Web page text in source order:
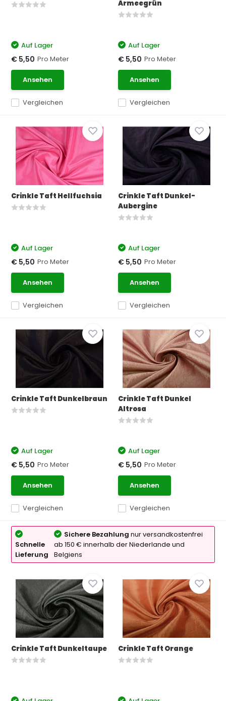
Vergleichen
Auf Lager
€ 5,50 Pro Meter
Ansehen
Armeegrün
Vergleichen
Auf Lager
€ 5,50 Pro Meter
Ansehen
Crinkle Taft Hellfuchsia
Vergleichen
Auf Lager
€ 5,50 Pro Meter
Ansehen
Crinkle Taft Dunkel-
Aubergine
Vergleichen
Auf Lager
€ 5,50 Pro Meter
Ansehen
Crinkle Taft Dunkelbraun
Vergleichen
Auf Lager
€ 5,50 Pro Meter
Ansehen
Crinkle Taft Dunkel
Altrosa
Vergleichen
Auf Lager
€ 5,50 Pro Meter
Ansehen
Schnelle
Lieferung
Sichere Bezahlung nur versandkostenfrei
ab 150 € innerhalb der Niederlande und
Belgiens
Crinkle Taft Dunkeltaupe Crinkle Taft Orange